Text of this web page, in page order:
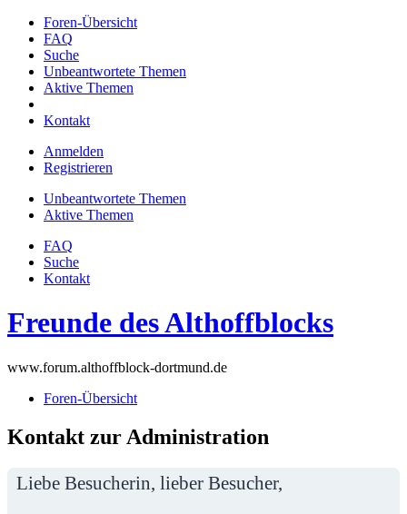
Foren-Übersicht
FAQ
Suche
Unbeantwortete Themen
Aktive Themen
Kontakt
Anmelden
Registrieren
Unbeantwortete Themen
Aktive Themen
FAQ
Suche
Kontakt
Freunde des Althoffblocks
www.forum.althoffblock-dortmund.de
Foren-Übersicht
Kontakt zur Administration
Liebe Besucherin, lieber Besucher,